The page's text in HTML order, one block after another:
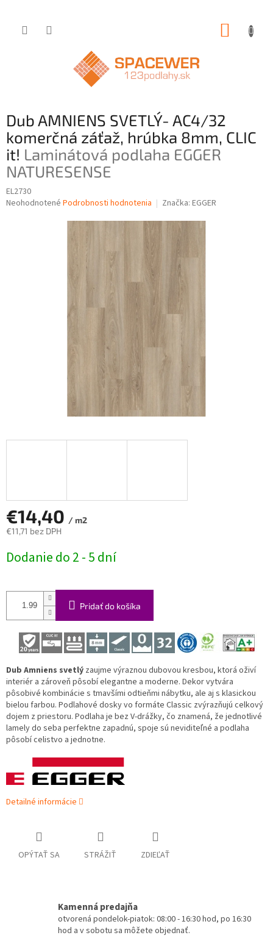
Dub AMNIENS SVETLÝ- AC4/32
komerčná záťaž, hrúbka 8mm, CLIC
it! Laminátová podlaha EGGER
NATURESENSE
EL2730
Priemerné
Neohodnotené Podrobnosti hodnotenia Značka: EGGER
€14,40 / m2
€11,71 bez DPH
cena:
Dodanie do 2 - 5 dní
Pridať do košíka
Dub Amniens svetlý zaujme výraznou dubovou kresbou, ktorá oživí
interiér a zároveň pôsobí elegantne a moderne. Dekor vytvára
pôsobivé kombinácie s tmavšími odtieňmi nábytku, ale aj s klasickou
bielou farbou. Podlahové dosky vo formáte Classic zvýrazňujú celkový
dojem z priestoru. Podlaha je bez V-drážky, čo znamená, že jednotlivé
lamely do seba perfektne zapadnú, spoje sú neviditeľné a podlaha
pôsobí celistvo a jednotne.
Detailné informácie
OPÝTAŤ SA STRÁŽIŤ ZDIEĽAŤ
Kamenná predajňa
otvorená pondelok-piatok: 08:00 - 16:30 hod, po 16:30
hod a v sobotu sa môžete objednať.